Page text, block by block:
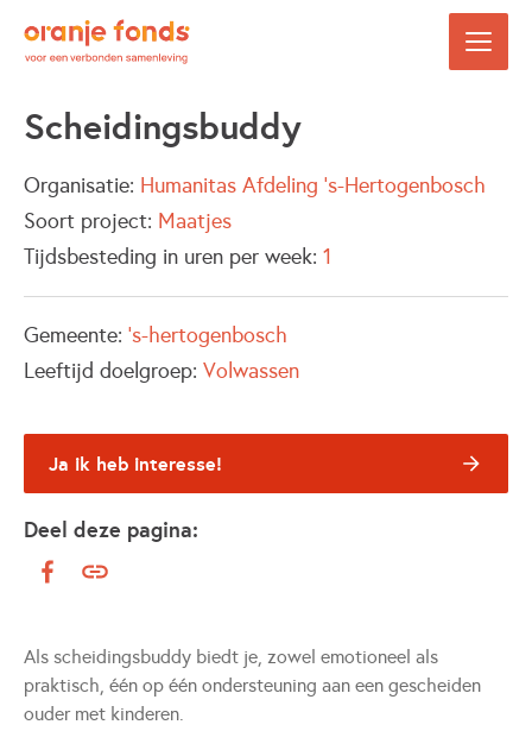
Scheidingsbuddy
Organisatie: Humanitas Afdeling 's-Hertogenbosch
Soort project: Maatjes
Tijdsbesteding in uren per week: 1
Gemeente: 's-hertogenbosch
Leeftijd doelgroep: Volwassen
Ja ik heb interesse!
Deel deze pagina:
Als scheidingsbuddy biedt je, zowel emotioneel als
praktisch, één op één ondersteuning aan een gescheiden
ouder met kinderen.